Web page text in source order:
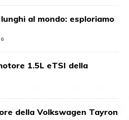
al mondo: esploriamo
1.5L eTSI della
della Volkswagen Tayron